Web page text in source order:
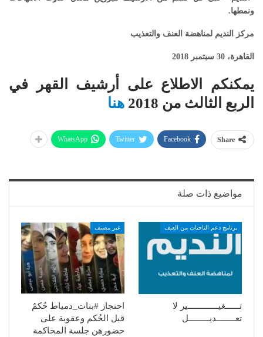
ونمطها.
مركز النديم لمناهضة العنف والتعذيب
القاهرة، 30 سبتمبر 2018
يمكنكم الاطلاع على أرشيف القهر في
الربع الثالث من 2018
هنا
Share
Facebook
Twitter
WhatsApp
مواضيع ذات صلة
برنامج دعم الناجيات من العنف
تــــــغيـــــــــــــير لا
تعــــــــديـــــــــل
غير مصنف
احتجاز #بنات_دمياط حُكمٌ
قبل الحُكم وعقوبة على
حضورهن جلسة المحاكمة